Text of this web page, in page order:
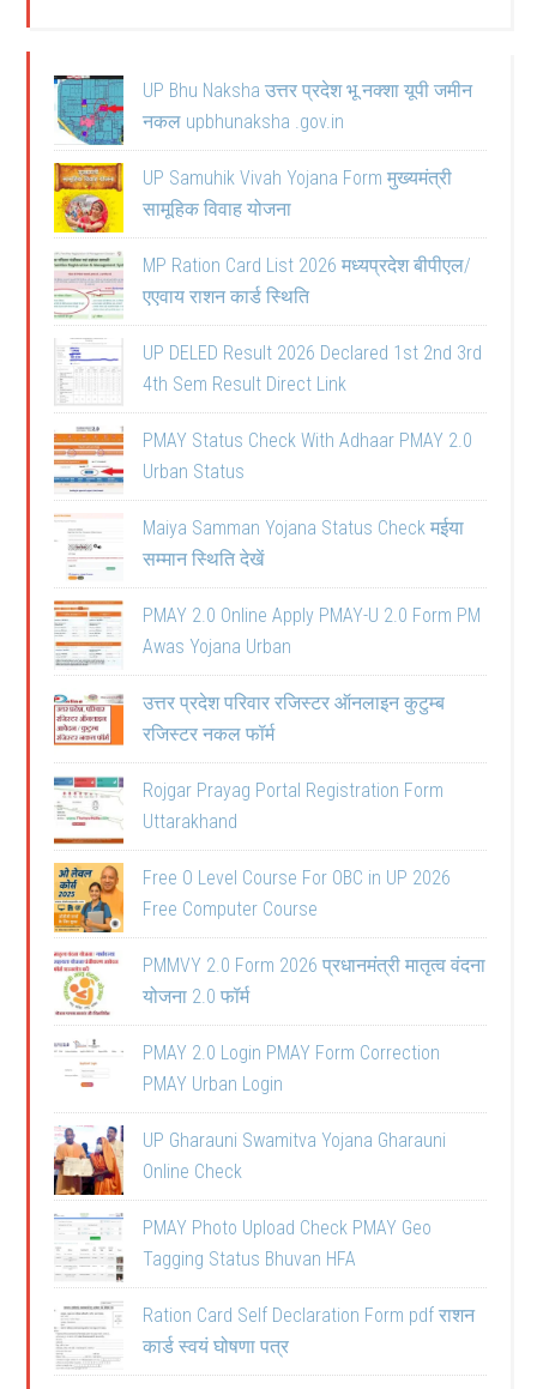
UP Bhu Naksha उत्तर प्रदेश भू नक्शा यूपी जमीन
नकल upbhunaksha .gov.in
UP Samuhik Vivah Yojana Form मुख्यमंत्री
सामूहिक विवाह योजना
MP Ration Card List 2026 मध्यप्रदेश बीपीएल/
एएवाय राशन कार्ड स्थिति
UP DELED Result 2026 Declared 1st 2nd 3rd
4th Sem Result Direct Link
PMAY Status Check With Adhaar PMAY 2.0
Urban Status
Maiya Samman Yojana Status Check मईया
सम्मान स्थिति देखें
PMAY 2.0 Online Apply PMAY-U 2.0 Form PM
Awas Yojana Urban
उत्तर प्रदेश परिवार रजिस्टर ऑनलाइन कुटुम्ब
रजिस्टर नकल फॉर्म
Rojgar Prayag Portal Registration Form
Uttarakhand
Free O Level Course For OBC in UP 2026
Free Computer Course
PMMVY 2.0 Form 2026 प्रधानमंत्री मातृत्व वंदना
योजना 2.0 फॉर्म
PMAY 2.0 Login PMAY Form Correction
PMAY Urban Login
UP Gharauni Swamitva Yojana Gharauni
Online Check
PMAY Photo Upload Check PMAY Geo
Tagging Status Bhuvan HFA
Ration Card Self Declaration Form pdf राशन
कार्ड स्वयं घोषणा पत्र